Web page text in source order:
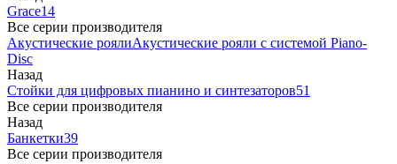
Grace14
Все серии производителя
Акустические роялиАкустические рояли с системой Piano-
Disc
Назад
Стойки для цифровых пианино и синтезаторов51
Все серии производителя
Назад
Банкетки39
Все серии производителя